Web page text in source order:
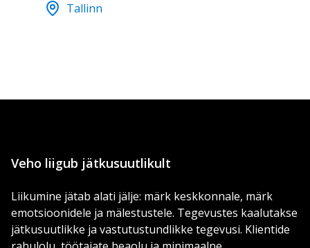
Tallinn
Veho liigub jätkusuutlikult
Liikumine jätab alati jälje: märk keskkonnale, märk
emotsioonidele ja mälestustele. Tegevustes kaalutakse
jätkusuutlikke ja vastutustundlikke tegevusi. Klientide